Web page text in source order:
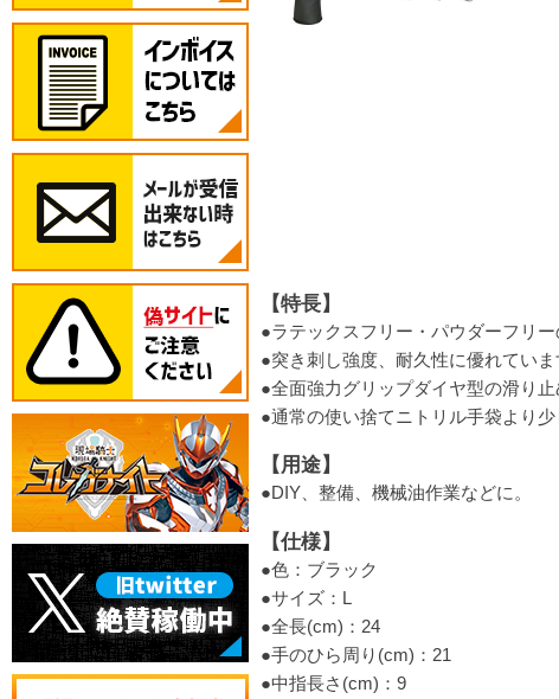
【特長】
●ラテックスフリー・パウダーフリ
●突き刺し強度、耐久性に優れていま
●全面強力グリップダイヤ型の滑り止
●通常の使い捨てニトリル手袋より少
【用途】
●DIY、整備、機械油作業などに。
【仕様】
●色：ブラック
●サイズ：L
●全長(cm)：24
●手のひら周り(cm)：21
●中指長さ(cm)：9